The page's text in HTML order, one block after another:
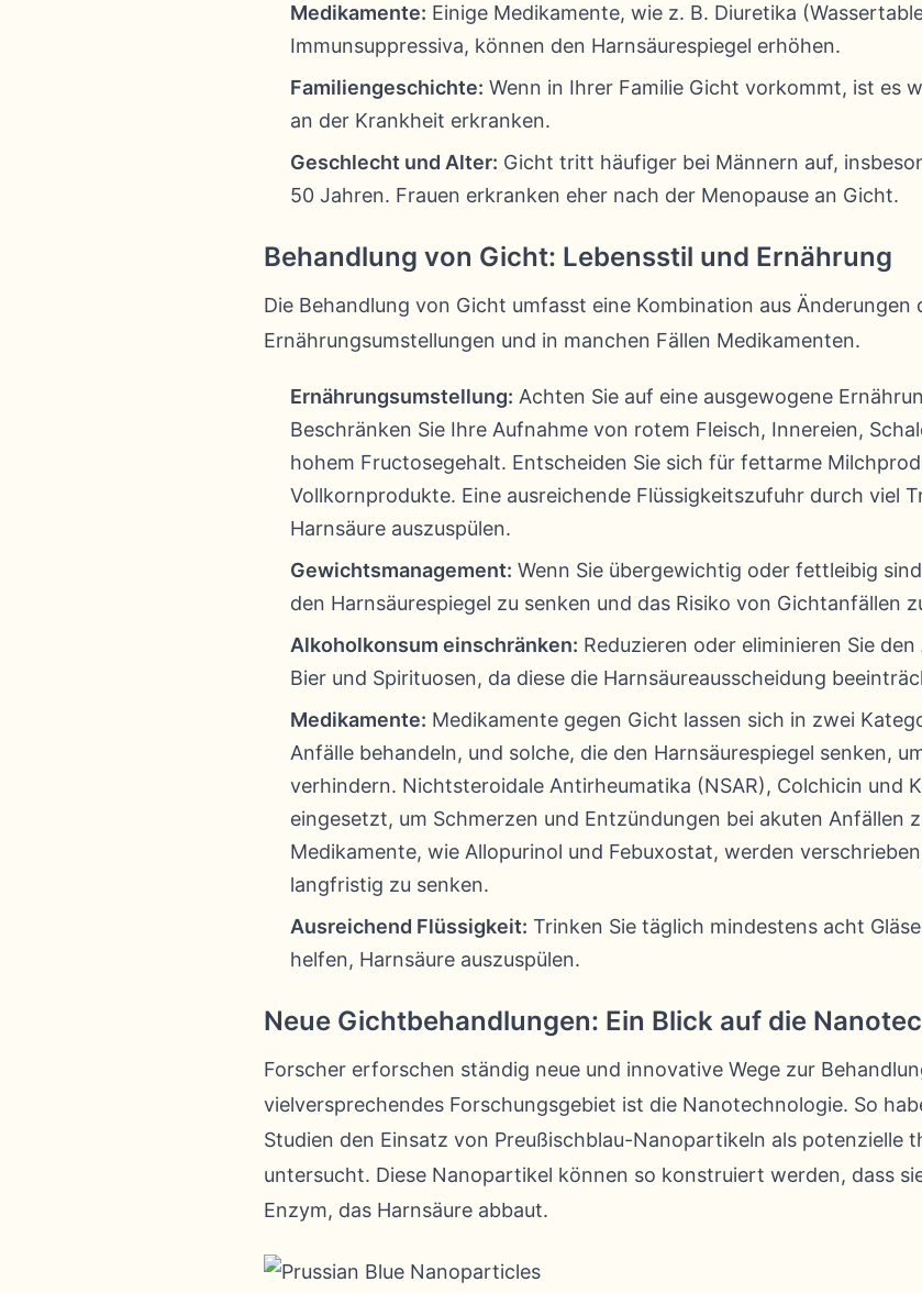
Medikamente: Einige Medikamente, wie z. B. Diuretika
Immunsuppressiva, können den Harnsäurespiegel erhöhen.
Familiengeschichte: Wenn in Ihrer Familie Gicht vorkommt, ist es
an der Krankheit erkranken.
Geschlecht und Alter: Gicht tritt häufiger bei Männern auf,
50 Jahren. Frauen erkranken eher nach der Menopause an Gicht.
Behandlung von Gicht: Lebensstil und Ernährung
Die Behandlung von Gicht umfasst eine Kombination aus Änderungen
Ernährungsumstellungen und in manchen Fällen Medikamenten.
Ernährungsumstellung: Achten Sie auf eine ausgewogene
Beschränken Sie Ihre Aufnahme von rotem Fleisch, Innereien,
hohem Fructosegehalt. Entscheiden Sie sich für fettarme
Vollkornprodukte. Eine ausreichende Flüssigkeitszufuhr durch viel
Harnsäure auszuspülen.
Gewichtsmanagement: Wenn Sie übergewichtig oder fettleibig
den Harnsäurespiegel zu senken und das Risiko von Gichtanfällen
Alkoholkonsum einschränken: Reduzieren oder eliminieren Sie
Bier und Spirituosen, da diese die Harnsäureausscheidung
Medikamente: Medikamente gegen Gicht lassen sich in zwei
Anfälle behandeln, und solche, die den Harnsäurespiegel senken,
verhindern. Nichtsteroidale Antirheumatika (NSAR), Colchicin und
eingesetzt, um Schmerzen und Entzündungen bei akuten Anfällen
Medikamente, wie Allopurinol und Febuxostat, werden
langfristig zu senken.
Ausreichend Flüssigkeit: Trinken Sie täglich mindestens acht
helfen, Harnsäure auszuspülen.
Neue Gichtbehandlungen: Ein Blick auf die
Forscher erforschen ständig neue und innovative Wege zur
vielversprechendes Forschungsgebiet ist die Nanotechnologie. So
Studien den Einsatz von Preußischblau-Nanopartikeln als potenzielle
untersucht. Diese Nanopartikel können so konstruiert werden, dass
Enzym, das Harnsäure abbaut.